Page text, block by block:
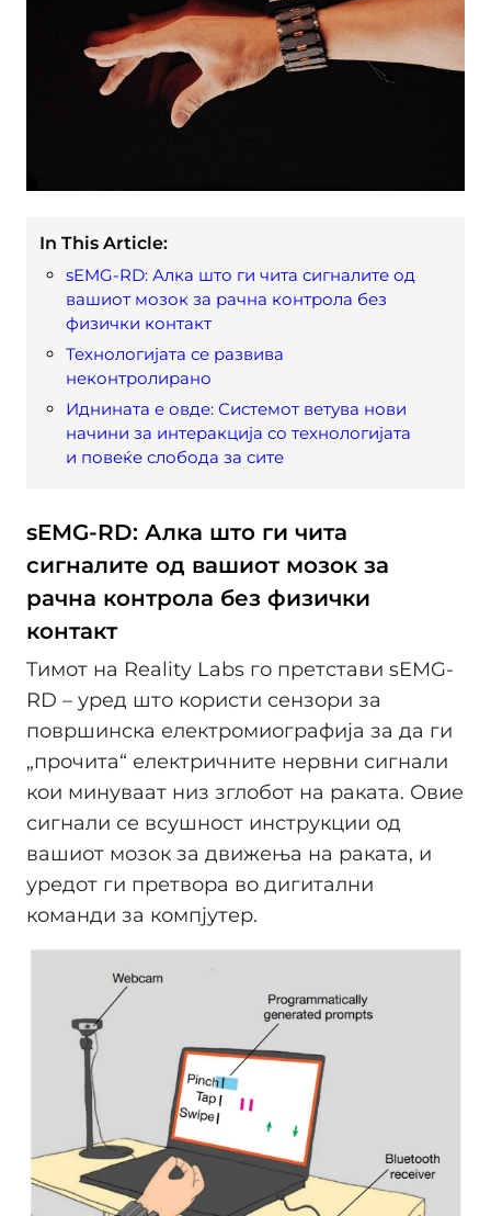
In This Article:
sEMG-RD: Алка што ги чита сигналите од
вашиот мозок за рачна контрола без
физички контакт
Технологијата се развива
неконтролирано
Иднината е овде: Системот ветува нови
начини за интеракција со технологијата
и повеќе слобода за сите
sEMG-RD: Алка што ги чита
сигналите од вашиот мозок за
рачна контрола без физички
контакт
Tимот на Reality Labs го претстави sEMG-
RD – уред што користи сензори за
површинска електромиографија за да ги
„прочита“ електричните нервни сигнали
кои минуваат низ зглобот на раката. Овие
сигнали се всушност инструкции од
вашиот мозок за движења на раката, и
уредот ги претвора во дигитални
команди за компјутер.